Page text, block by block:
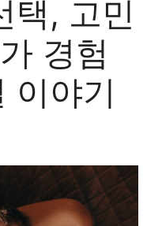
택, 고민
경험
이야기